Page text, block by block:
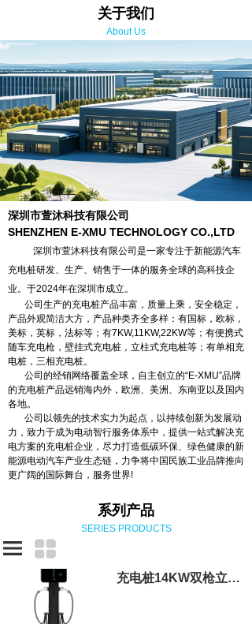
关于我们
About Us
深圳市萱沐科技有限公司
SHENZHEN E-XMU TECHNOLOGY CO.,LTD
深圳市萱沐科技有限公司是一家专注于新能源汽车
充电桩研发、生产、销售于一体的服务全球的高科技企
业。于2024年在深圳市成立。
公司生产的充电桩产品丰富，质量上乘，安全稳定，
产品外观简洁大方，产品种类齐全多样：有国标，欧标，
美标，英标，法标等；有7KW,11KW,22KW等；有便携式
随车充电枪，壁挂式充电桩，立柱式充电桩等；有单相充
电桩，三相充电桩。
公司的经销网络覆盖全球，自主创立的“E-XMU”品牌
的充电桩产品远销海内外，欧洲、美洲、东南亚以及国内
各地。
公司以领先的技术实力为起点，以持续创新为发展动
力，致力于成为电动智行服务体系中，提供一站式解决充
电方案的充电桩企业，尽力打造低碳环保、绿色健康的新
能源电动汽车产业生态链，力争将中国民族工业品牌推向
更广阔的国际舞台，服务世界!
系列产品
SERIES PRODUCTS
充电桩14KW双枪立柱式商用充电桩